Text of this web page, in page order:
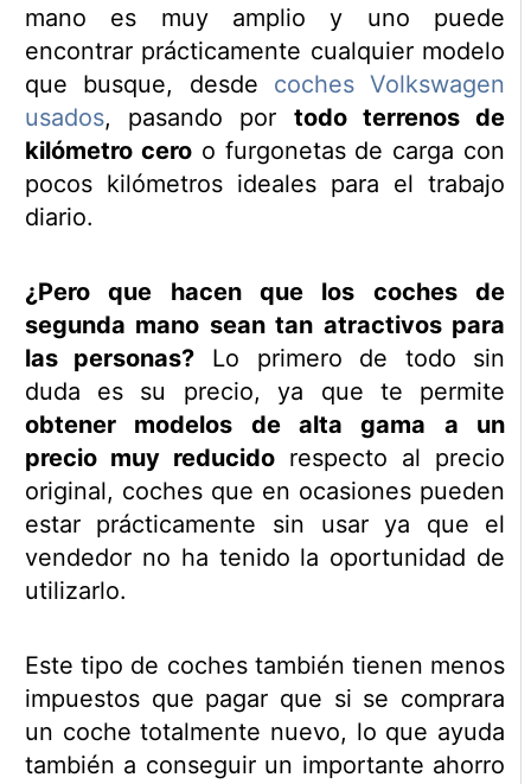
mano es muy amplio y uno puede
encontrar prácticamente cualquier modelo
que busque, desde coches Volkswagen
usados, pasando por todo terrenos de
kilómetro ceroo furgonetas de carga con
pocos kilómetros ideales para el trabajo
diario.
¿Pero que hacen que los coches de
segunda mano sean tan atractivos para
las personas? Lo primero de todo sin
duda es su precio, ya que te permite
obtener modelos de alta gama a un
precio muy reducidorespecto al precio
original, coches que en ocasiones pueden
estar prácticamente sin usar ya que el
vendedor no ha tenido la oportunidad de
utilizarlo.
Este tipo de coches también tienen menos
impuestos que pagar que si se comprara
un coche totalmente nuevo, lo que ayuda
también a conseguir un importante ahorro